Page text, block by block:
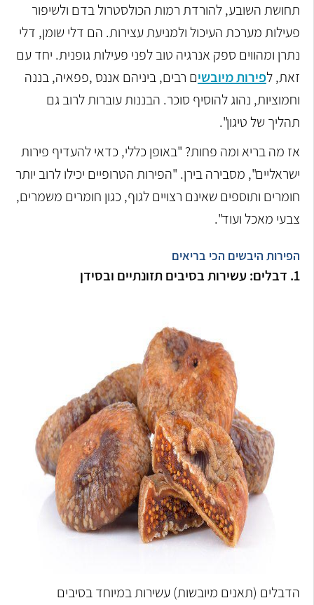
תחושת השובע, להורדת רמות הכולסטרול בדם ולשיפור
פעילות מערכת העיכול ולמניעת עצירות. הם דלי שומן, דלי
נתרן ומהווים ספק אנרגיה טוב לפני פעילות גופנית. יחד עם
זאת, לפירות מיובשים רבים, ביניהם אננס ,פפאיה, בננה
וחמוציות, נהוג להוסיף סוכר. הבננות עוברות לרוב גם
תהליך של טיגון".
אז מה בריא ומה פחות? "באופן כללי, כדאי להעדיף פירות
ישראליים", מסבירה בירן. "הפירות הטרופיים יכילו לרוב יותר
חומרים ותוספים שאינם רצויים לגוף, כגון חומרים משמרים,
צבעי מאכל ועוד".
הפירות היבשים הכי בריאים
1. דבלים: עשירות בסיבים תזונתיים ובסידן
הדבלים (תאנים מיובשות) עשירות במיוחד בסיבים